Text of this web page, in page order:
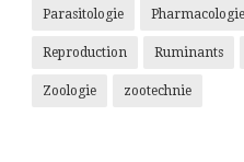
Parasitologie Pharmacologie
Reproduction Ruminants
Zoologie zootechnie